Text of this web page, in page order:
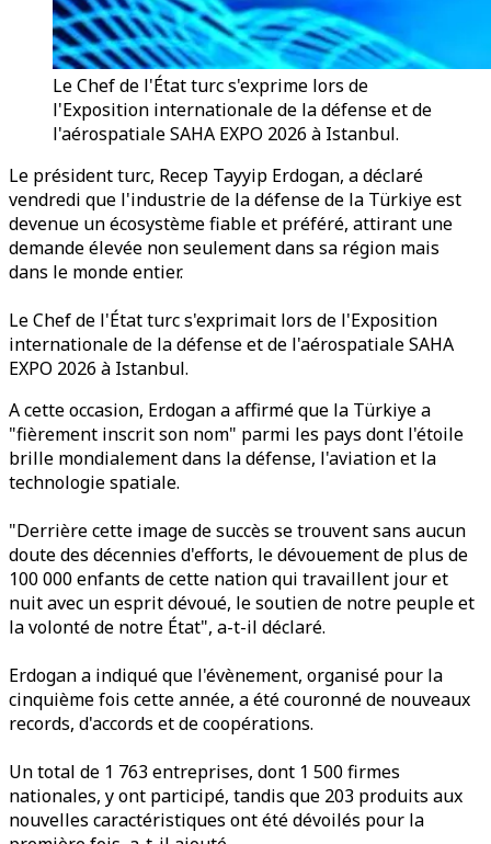
Le Chef de l'État turc s'exprime lors de
l'Exposition internationale de la défense et de
l'aérospatiale SAHA EXPO 2026 à Istanbul.
Le président turc, Recep Tayyip Erdogan, a déclaré
vendredi que l'industrie de la défense de la Türkiye est
devenue un écosystème fiable et préféré, attirant une
demande élevée non seulement dans sa région mais
dans le monde entier.
Le Chef de l'État turc s'exprimait lors de l'Exposition
internationale de la défense et de l'aérospatiale SAHA
EXPO 2026 à Istanbul.
A cette occasion, Erdogan a affirmé que la Türkiye a
"fièrement inscrit son nom" parmi les pays dont l'étoile
brille mondialement dans la défense, l'aviation et la
technologie spatiale.
"Derrière cette image de succès se trouvent sans aucun
doute des décennies d'efforts, le dévouement de plus de
100 000 enfants de cette nation qui travaillent jour et
nuit avec un esprit dévoué, le soutien de notre peuple et
la volonté de notre État", a-t-il déclaré.
Erdogan a indiqué que l'évènement, organisé pour la
cinquième fois cette année, a été couronné de nouveaux
records, d'accords et de coopérations.
Un total de 1 763 entreprises, dont 1 500 firmes
nationales, y ont participé, tandis que 203 produits aux
nouvelles caractéristiques ont été dévoilés pour la